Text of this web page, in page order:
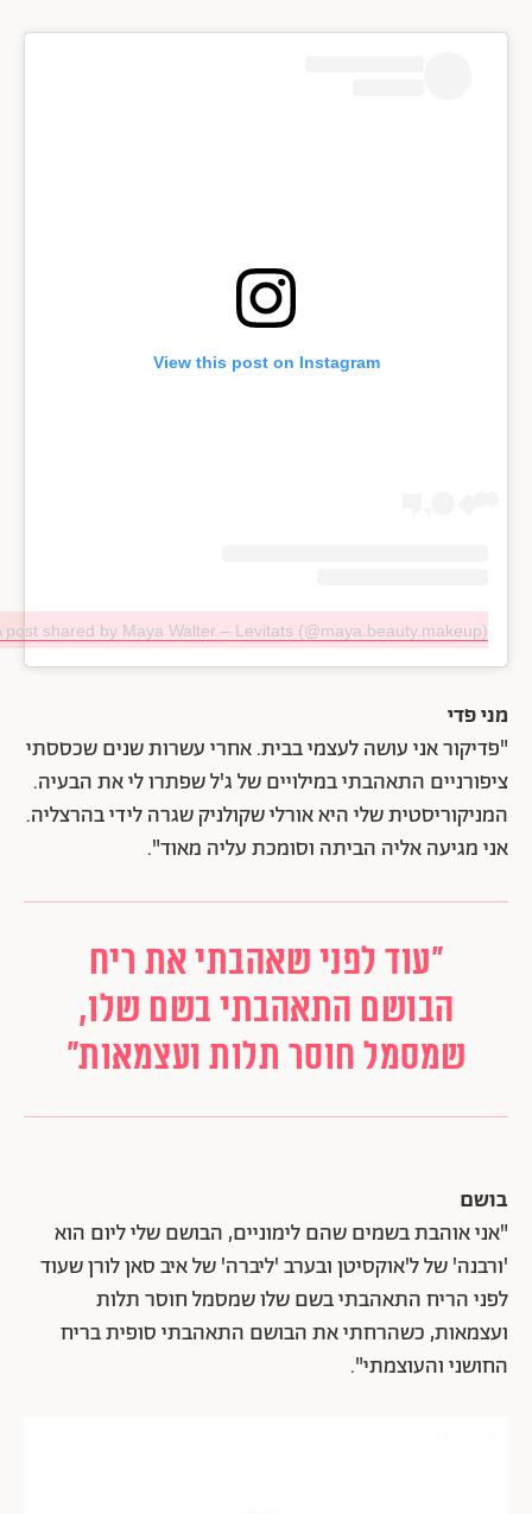
View this post on Instagram
post shared by Maya Walter – Levitats (@maya.beauty.makeup)
מני פדי
"פדיקור אני עושה לעצמי בבית. אחרי עשרות שנים שכססתי
ציפורניים התאהבתי במילויים של ג'ל שפתרו לי את הבעיה.
המניקוריסטית שלי היא אורלי שקולניק שגרה לידי בהרצליה.
אני מגיעה אליה הביתה וסומכת עליה מאוד".
"עוד לפני שאהבתי את ריח
הבושם התאהבתי בשם שלו,
שמסמל חוסר תלות ועצמאות"
בושם
"אני אוהבת בשמים שהם לימוניים, הבושם שלי ליום הוא
'ורבנה' של ל'אוקסיטן ובערב 'ליברה' של איב סאן לורן שעוד
לפני הריח התאהבתי בשם שלו שמסמל חוסר תלות
ועצמאות, כשהרחתי את הבושם התאהבתי סופית בריח
החושני והעוצמתי".